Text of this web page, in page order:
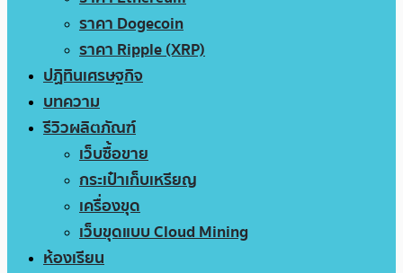
ราคา Dogecoin
ราคา Ripple (XRP)
ปฏิทินเศรษฐกิจ
บทความ
รีวิวผลิตภัณฑ์
เว็บซื้อขาย
กระเป๋าเก็บเหรียญ
เครื่องขุด
เว็บขุดแบบ Cloud Mining
ห้องเรียน